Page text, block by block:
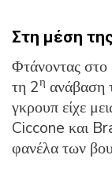
Στη μέση
Φτάνοντας
τη 2η ανάβαση
γκρουπ είχε
Ciccone και
φανέλα των